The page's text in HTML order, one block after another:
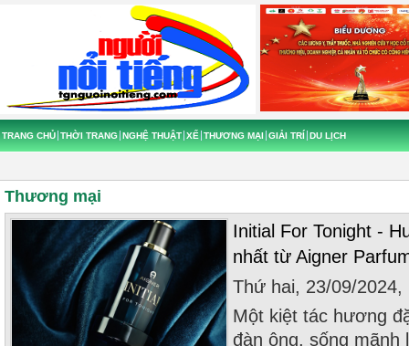
TRANG CHỦ THỜI TRANG NGHỆ THUẬT XẾ THƯƠNG MẠI GIẢI TRÍ DU LỊCH
Thương mại
Initial For Tonight -
nhất từ Aigner
Thứ hai, 23/09/2024,
Một kiệt tác hương
đàn ông, sống